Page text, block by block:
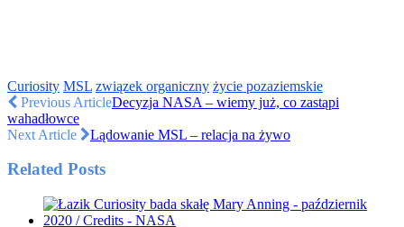
Curiosity MSL związek organiczny życie pozaziemskie
Previous ArticleDecyzja NASA – wiemy już, co zastąpi
wahadłowce
Next Article
Lądowanie MSL – relacja na żywo
Related Posts